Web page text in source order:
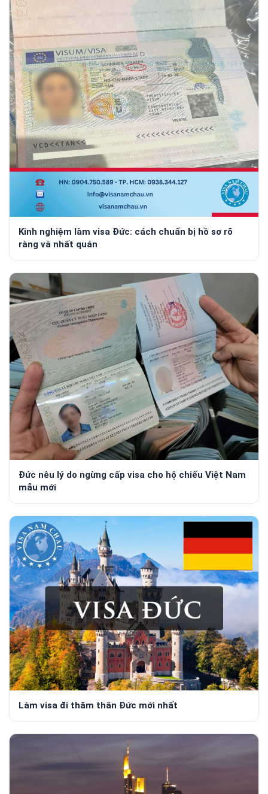
Kinh nghiệm làm visa Đức: cách chuẩn bị hồ sơ rõ
ràng và nhất quán
Đức nêu lý do ngừng cấp visa cho hộ chiếu Việt Nam
mẫu mới
Làm visa đi thăm thân Đức mới nhất